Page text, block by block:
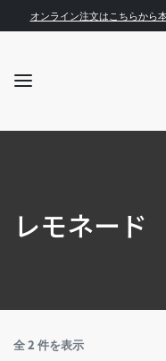
オンライン注文はこちらから
レモネード
全 2 件を表示